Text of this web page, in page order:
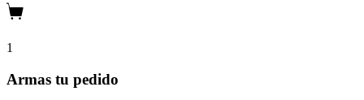
1
Armas tu pedido